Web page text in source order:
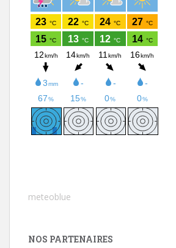
meteoblue
NOS PARTENAIRES